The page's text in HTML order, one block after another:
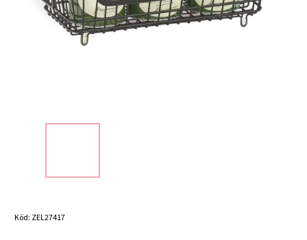
Kód: ZEL27417